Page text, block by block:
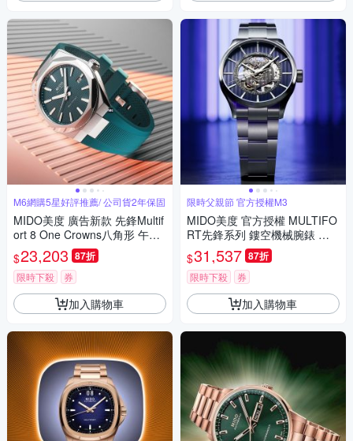
M6網購5星好評推薦/ 公司貨2年保固
MIDO美度 廣告新款 先鋒Multif
ort 8 One Crowns八角形 午夜
綠膠錶帶40㎜ M6(M05550717
09100)
$23,203 87折
限時下殺 券
加入購物車
限時父親節 官方授權M3
MIDO美度 官方授權 MULTIFO
RT先鋒系列 鏤空機械腕錶 父
親節 禮物 推薦 42mm / M0384
361104100
$31,537 87折
限時下殺 券
加入購物車